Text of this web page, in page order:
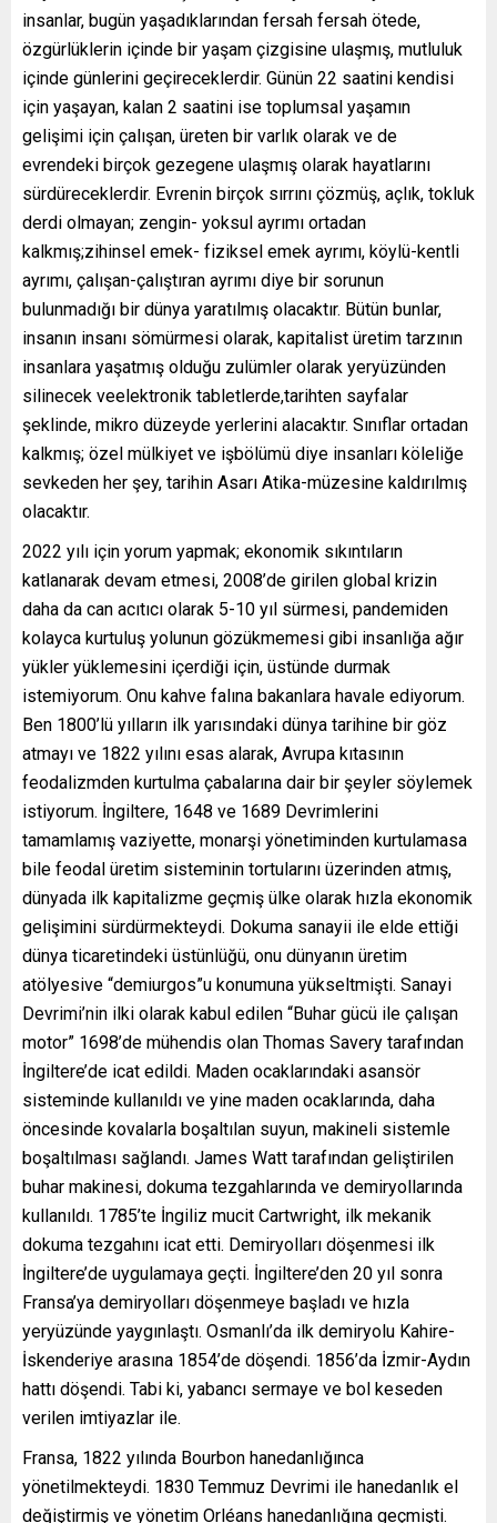
insanlar, bugün yaşadıklarından fersah fersah ötede,
özgürlüklerin içinde bir yaşam çizgisine ulaşmış, mutluluk
içinde günlerini geçireceklerdir. Günün 22 saatini kendisi
için yaşayan, kalan 2 saatini ise toplumsal yaşamın
gelişimi için çalışan, üreten bir varlık olarak ve de
evrendeki birçok gezegene ulaşmış olarak hayatlarını
sürdüreceklerdir. Evrenin birçok sırrını çözmüş, açlık, tokluk
derdi olmayan; zengin- yoksul ayrımı ortadan
kalkmış;zihinsel emek- fiziksel emek ayrımı, köylü-kentli
ayrımı, çalışan-çalıştıran ayrımı diye bir sorunun
bulunmadığı bir dünya yaratılmış olacaktır. Bütün bunlar,
insanın insanı sömürmesi olarak, kapitalist üretim tarzının
insanlara yaşatmış olduğu zulümler olarak yeryüzünden
silinecek veelektronik tabletlerde,tarihten sayfalar
şeklinde, mikro düzeyde yerlerini alacaktır. Sınıflar ortadan
kalkmış; özel mülkiyet ve işbölümü diye insanları köleliğe
sevkeden her şey, tarihin Asarı Atika-müzesine kaldırılmış
olacaktır.
2022 yılı için yorum yapmak; ekonomik sıkıntıların
katlanarak devam etmesi, 2008’de girilen global krizin
daha da can acıtıcı olarak 5-10 yıl sürmesi, pandemiden
kolayca kurtuluş yolunun gözükmemesi gibi insanlığa ağır
yükler yüklemesini içerdiği için, üstünde durmak
istemiyorum. Onu kahve falına bakanlara havale ediyorum.
Ben 1800’lü yılların ilk yarısındaki dünya tarihine bir göz
atmayı ve 1822 yılını esas alarak, Avrupa kıtasının
feodalizmden kurtulma çabalarına dair bir şeyler söylemek
istiyorum. İngiltere, 1648 ve 1689 Devrimlerini
tamamlamış vaziyette, monarşi yönetiminden kurtulamasa
bile feodal üretim sisteminin tortularını üzerinden atmış,
dünyada ilk kapitalizme geçmiş ülke olarak hızla ekonomik
gelişimini sürdürmekteydi. Dokuma sanayii ile elde ettiği
dünya ticaretindeki üstünlüğü, onu dünyanın üretim
atölyesive “demiurgos”u konumuna yükseltmişti. Sanayi
Devrimi’nin ilki olarak kabul edilen “Buhar gücü ile çalışan
motor” 1698’de mühendis olan Thomas Savery tarafından
İngiltere’de icat edildi. Maden ocaklarındaki asansör
sisteminde kullanıldı ve yine maden ocaklarında, daha
öncesinde kovalarla boşaltılan suyun, makineli sistemle
boşaltılması sağlandı. James Watt tarafından geliştirilen
buhar makinesi, dokuma tezgahlarında ve demiryollarında
kullanıldı. 1785’te İngiliz mucit Cartwright, ilk mekanik
dokuma tezgahını icat etti. Demiryolları döşenmesi ilk
İngiltere’de uygulamaya geçti. İngiltere’den 20 yıl sonra
Fransa’ya demiryolları döşenmeye başladı ve hızla
yeryüzünde yaygınlaştı. Osmanlı’da ilk demiryolu Kahire-
İskenderiye arasına 1854’de döşendi. 1856’da İzmir-Aydın
hattı döşendi. Tabi ki, yabancı sermaye ve bol keseden
verilen imtiyazlar ile.
Fransa, 1822 yılında Bourbon hanedanlığınca
yönetilmekteydi. 1830 Temmuz Devrimi ile hanedanlık el
değiştirmiş ve yönetim Orléans hanedanlığına geçmişti.